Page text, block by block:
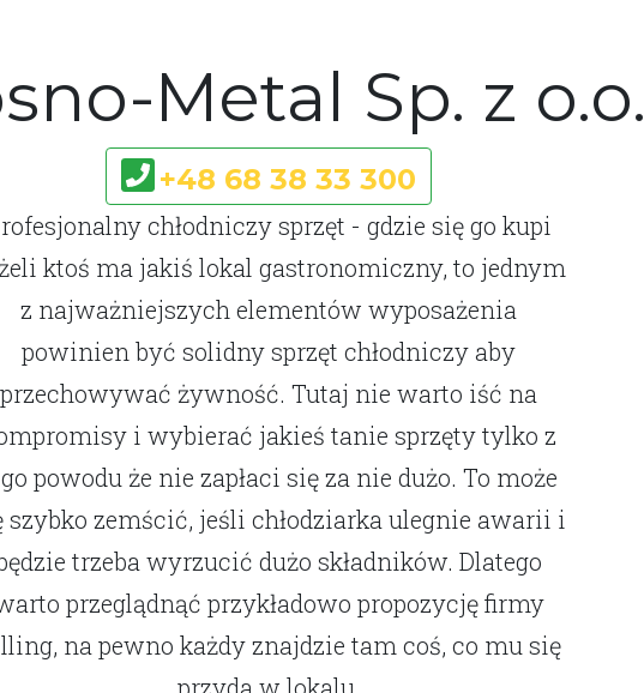
Metal Sp. z o.o.
+48 68 38 33 300
chłodniczy sprzęt - gdzie się go kupi
ktoś ma jakiś lokal gastronomiczny, to jednym
z najważniejszych elementów wyposażenia
powinien być solidny sprzęt chłodniczy aby
przechowywać żywność. Tutaj nie warto iść na
i wybierać jakieś tanie sprzęty tylko z
powodu że nie zapłaci się za nie dużo. To może
szybko zemścić, jeśli chłodziarka ulegnie awarii i
trzeba wyrzucić dużo składników. Dlatego
przeglądnąć przykładowo propozycję firmy
na pewno każdy znajdzie tam coś, co mu się